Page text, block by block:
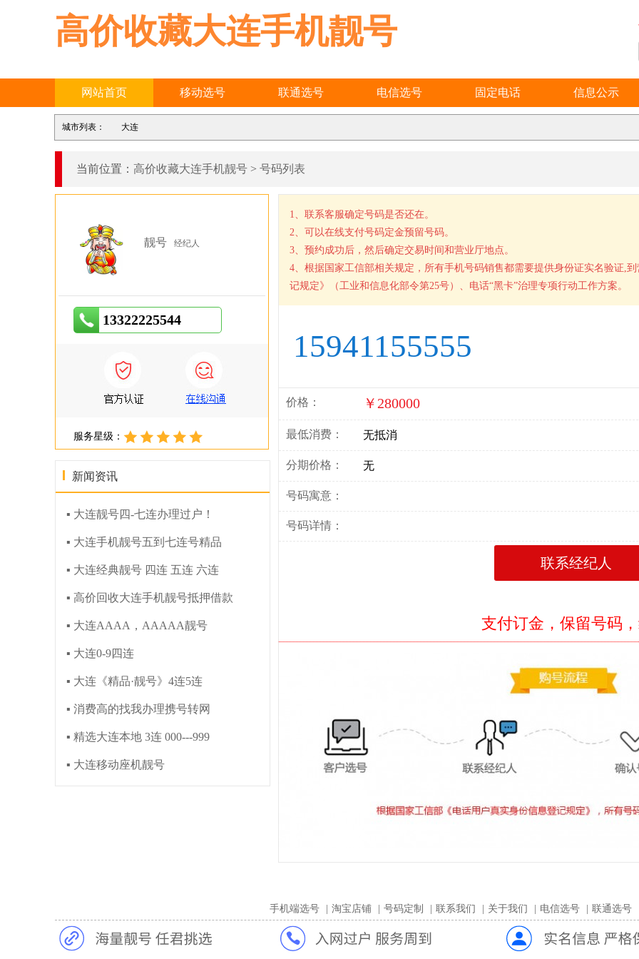
高价收藏大连手机靓号
网站首页 移动选号 联通选号 电信选号 固定电话 信息公示
城市列表： 大连
当前位置： 高价收藏大连手机靓号 > 号码列表
1、联系客服确定号码是否还在。
2、可以在线支付号码定金预留号码。
3、预约成功后，然后确定交易时间和营业厅地点。
4、根据国家工信部相关规定，所有手机号码销售都需要提供身份证实名验证,
记规定》（工业和信息化部令第25号）、电话“黑卡”治理专项行动工作方案。
15941155555
价格： ￥280000
最低消费： 无抵消
分期价格： 无
号码寓意：
号码详情：
联系经纪人
支付订金，保留号码
靓号 经纪人
13322225544
服务星级：
新闻资讯
▪ 大连靓号四-七连办理过户！
▪ 大连手机靓号五到七连号精品
▪ 大连经典靓号 四连 五连 六连
▪ 高价回收大连手机靓号抵押借款
▪ 大连AAAA，AAAAA靓号
▪ 大连0-9四连
▪ 大连《精品·靓号》4连5连
▪ 消费高的找我办理携号转网
▪ 精选大连本地 3连 000---999
▪ 大连移动座机靓号
手机端选号 淘宝店铺 号码定制 联系我们 关于我们 电信选号 联通选号